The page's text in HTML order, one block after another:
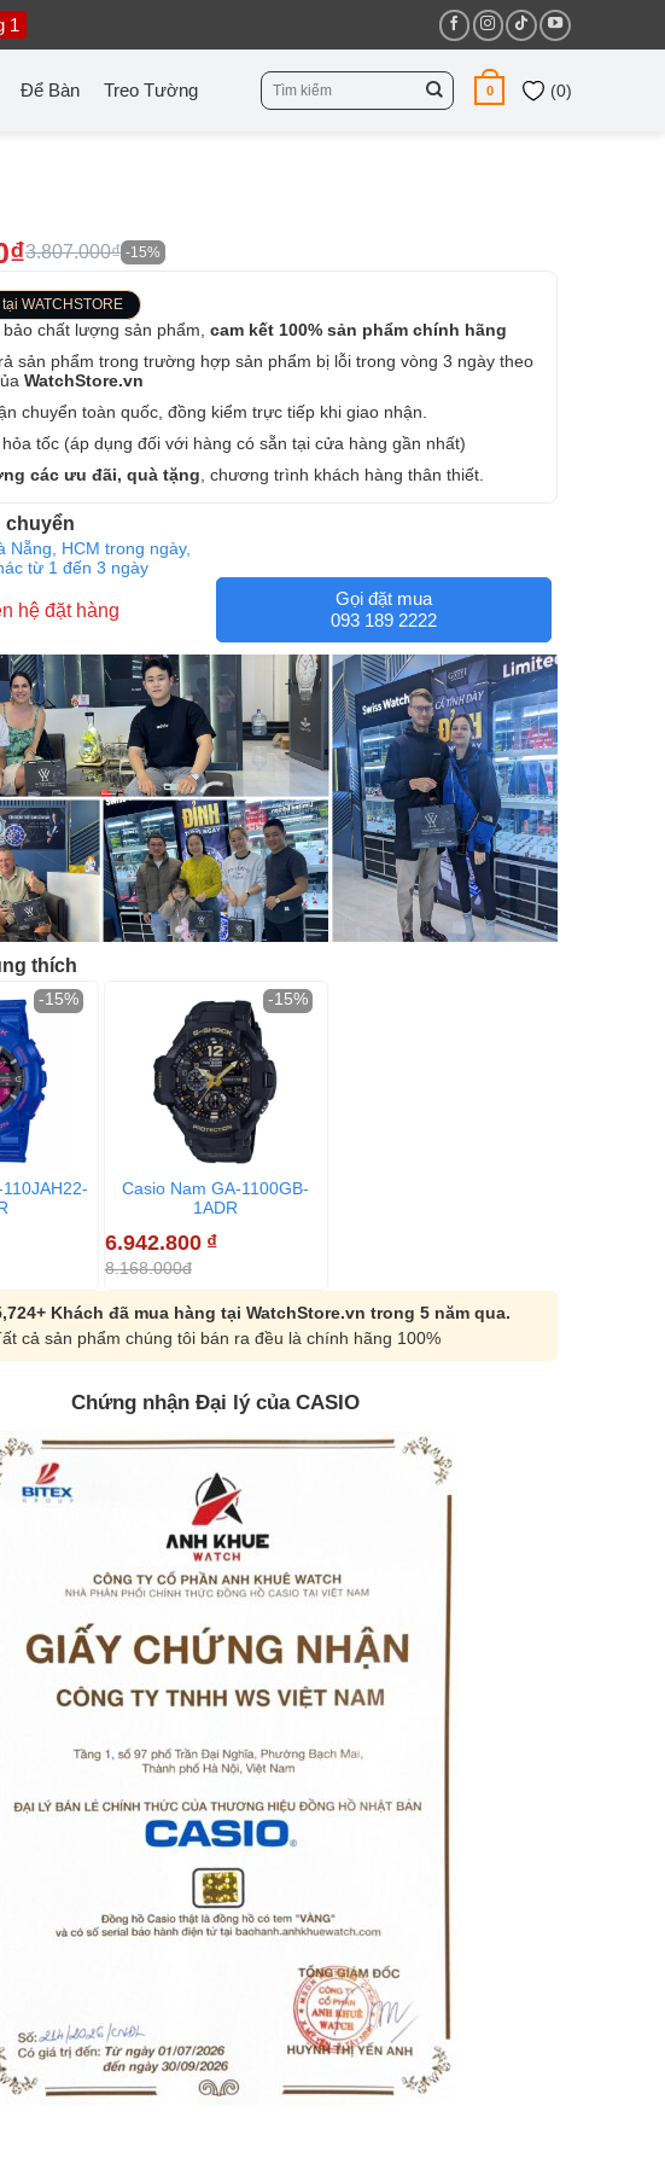
1
Để Bàn Treo Tường
Tìm
kiếm:
0 (0)
3.807.000₫ -15%
WATCHSTORE
chất lượng sản phẩm, cam kết 100% sản phẩm chính hãng
sản phẩm trong trường hợp sản phẩm bị lỗi trong vòng 3 ngày theo
WatchStore.vn
chuyển toàn quốc, đồng kiểm trực tiếp khi giao nhận.
tốc (áp dụng đối với hàng có sẵn tại cửa hàng gần nhất)
các ưu đãi, quà tặng , chương trình khách hàng thân thiết.
chuyển
Nẵng, HCM trong ngày,
từ 1 đến 3 ngày
hệ đặt hàng
Gọi đặt mua
093 189 2222
thích
-15%
Casio Nam GA-1100GB-
1ADR
6.942.800 ₫
8.168.000đ
-15%
Khách đã mua hàng tại WatchStore.vn trong 5 năm qua.
cả sản phẩm chúng tôi bán ra đều là chính hãng 100%
Chứng nhận Đại lý của CASIO